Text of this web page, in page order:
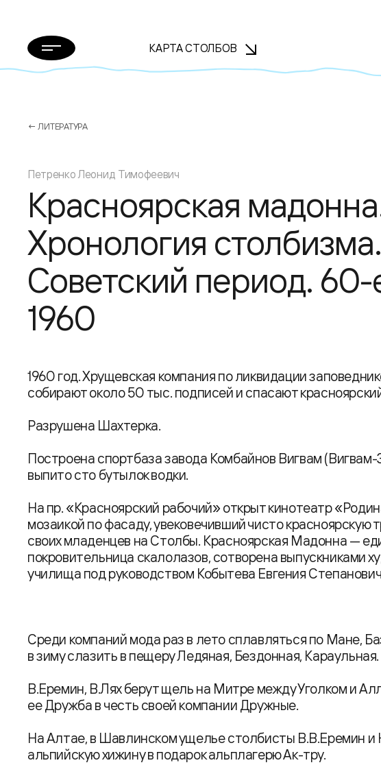
КАРТА СТОЛБОВ
← ЛИТЕРАТУРА
Петренко Леонид Тимофеевич
Красноярская
Хронология столбизма.
Советский период. 60-
1960
1960 год. Хрущевская компания по ликвидации
собирают около 50 тыс. подписей и спасают
Разрушена Шахтерка.
Построена спортбаза завода Комбайнов Вигвам
выпито сто бутылок водки.
На пр. «Красноярский рабочий» открыт кинотеатр
мозаикой по фасаду, увековечивший чисто красноярскую
своих младенцев на Столбы. Красноярская Мадонна —
покровительница скалолазов, сотворена выпускниками
училища под руководством Кобытева Евгения
Среди компаний мода раз в лето сплавляться по Мане,
в зиму слазить в пещеру Ледяная, Бездонная, Караульная.
В.Еремин, В.Лях берут щель на Митре между Уголком и
ее Дружба в честь своей компании Дружные.
На Алтае, в Шавлинском ущелье столбисты В.В.Еремин и
альпийскую хижину в подарок альплагерю Ак-тру.